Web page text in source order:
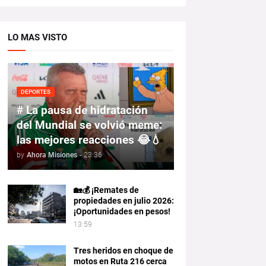
LO MAS VISTO
DEPORTES
# La pausa de hidratación
del Mundial se volvió meme:
las mejores reacciones 😂💧
by Ahora Misiones - 23:36
🏡💰 ¡Remates de
propiedades en julio 2026:
¡Oportunidades en pesos!
13:59
Tres heridos en choque de
motos en Ruta 216 cerca